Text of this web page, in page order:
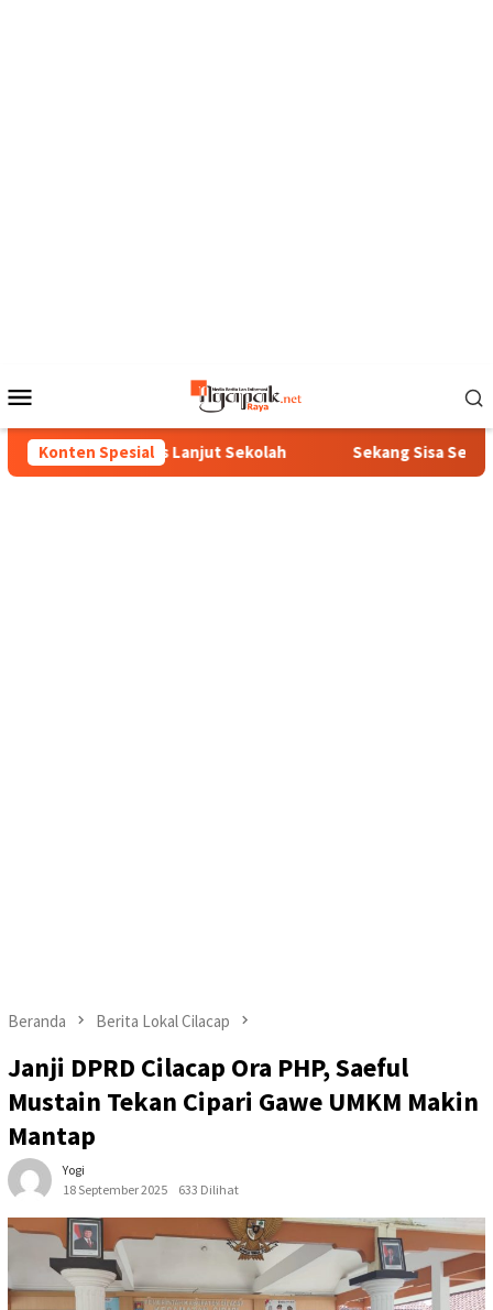
Mobile
Konten Spesial
Ora Pantes Lanjut Sekolah Sekang Sisa Sega Diubah
Beranda Berita Lokal Cilacap
Janji DPRD Cilacap Ora PHP, Saeful
Mustain Tekan Cipari Gawe UMKM Makin
Mantap
Yogi
18 September 2025
633 Dilihat